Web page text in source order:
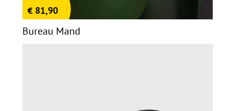
€ 81,90
Bureau Mand